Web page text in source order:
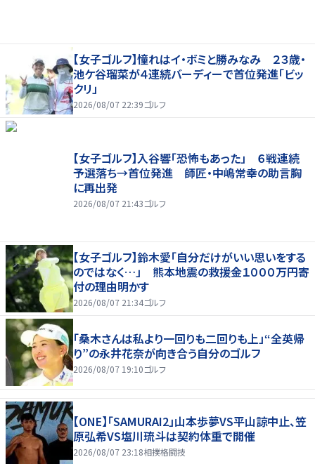
【女子ゴルフ】憧れはイ・ボミと勝みなみ ２３歳・
池ケ谷瑠菜が４連続バーディーで首位発進「ビッ
クリ」
2026/08/07 22:39ゴルフ
【女子ゴルフ】入谷響「恐怖もあった」 ６戦連続
予選落ち→首位発進 師匠・中嶋常幸の助言胸
に再出発
2026/08/07 21:43ゴルフ
【女子ゴルフ】鈴木愛「自分だけがいい思いをする
のではなく…」 熊本地震の救援金１０００万円寄
付の理由明かす
2026/08/07 21:34ゴルフ
「桑木さんは私より一回りも二回りも上」“全英帰
り”の永井花奈が向き合う自分のゴルフ
2026/08/07 19:10ゴルフ
【ONE】「SAMURAI2」山本歩夢VS平山諒中止、笠
原弘希VS塩川琉斗は契約体重で開催
2026/08/07 23:18相撲格闘技